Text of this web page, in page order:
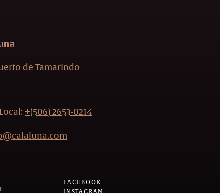
de Tamarindo
Local: +(506) 2653-0214
FACEBOOK
INSTAGRAM